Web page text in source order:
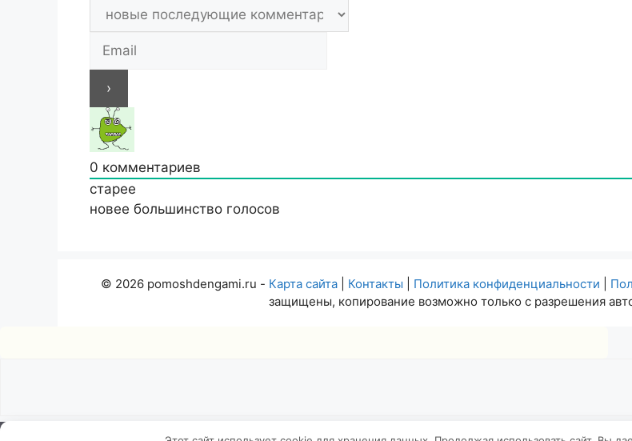
0 комментариев
старее
новее большинство голосов
© 2026 pomoshdengami.ru - Карта сайта Контакты Политика конфиденциальности
защищены, копирование возможно только с разрешения